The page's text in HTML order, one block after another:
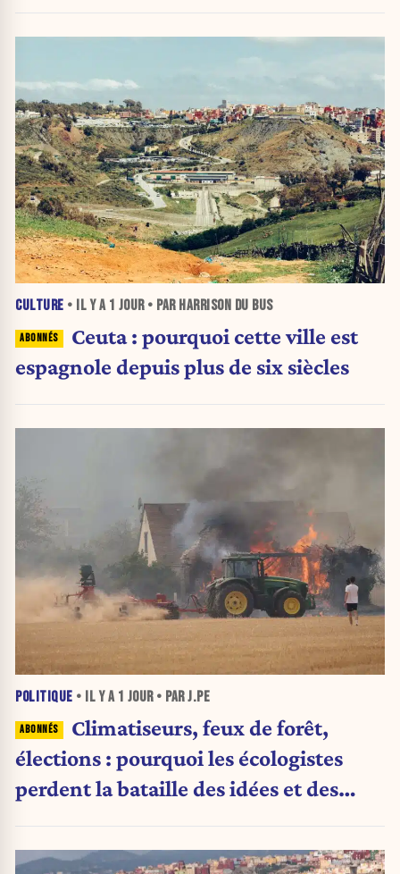
CULTURE • IL Y A 1 JOUR• PAR HARRISON DU BUS
Ceuta : pourquoi cette ville est
espagnole depuis plus de six siècles
POLITIQUE • IL Y A 1 JOUR• PAR J.PE
Climatiseurs, feux de forêt,
élections : pourquoi les écologistes
perdent la bataille des idées et des